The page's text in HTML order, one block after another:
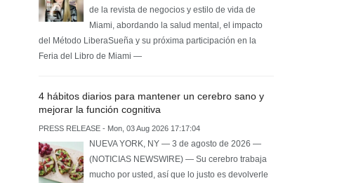
de la revista de negocios y estilo de vida de
Miami, abordando la salud mental, el impacto
del Método LiberaSueña y su próxima participación en la
Feria del Libro de Miami —
4 hábitos diarios para mantener un cerebro sano y
mejorar la función cognitiva
PRESS RELEASE - Mon, 03 Aug 2026 17:17:04
NUEVA YORK, NY — 3 de agosto de 2026 —
(NOTICIAS NEWSWIRE) — Su cerebro trabaja
mucho por usted, así que lo justo es devolverle